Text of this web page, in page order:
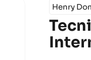
Henry